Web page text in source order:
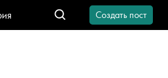
Создать пост